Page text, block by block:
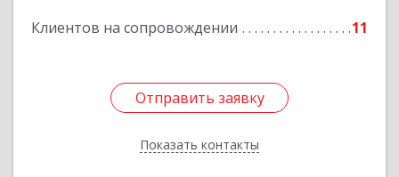
Клиентов на сопровождении 11
Отправить заявку
Показать контакты
Отправить заявку
Назад